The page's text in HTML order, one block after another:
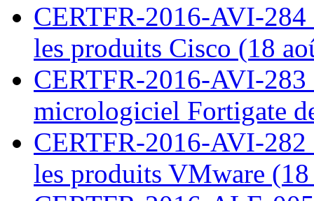
CERTFR-2016-AVI-
les produits Cisco (18
CERTFR-2016-AVI-
micrologiciel Fortigate
CERTFR-2016-AVI-
les produits VMware